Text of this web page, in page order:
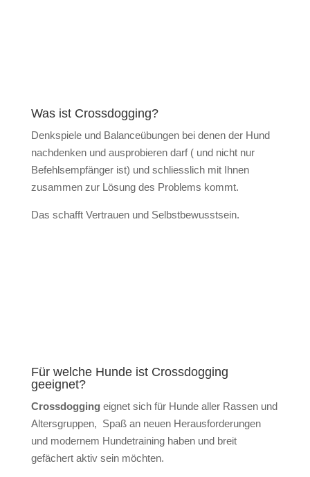
Was ist Crossdogging?
Denkspiele und Balanceübungen bei denen der Hund
nachdenken und ausprobieren darf ( und nicht nur
Befehlsempfänger ist) und schliesslich mit Ihnen
zusammen zur Lösung des Problems kommt.
Das schafft Vertrauen und Selbstbewusstsein.
Für welche Hunde ist Crossdogging
geeignet?
Crossdogging eignet sich für Hunde aller Rassen und
Altersgruppen, Spaß an neuen Herausforderungen
und modernem Hundetraining haben und breit
gefächert aktiv sein möchten.